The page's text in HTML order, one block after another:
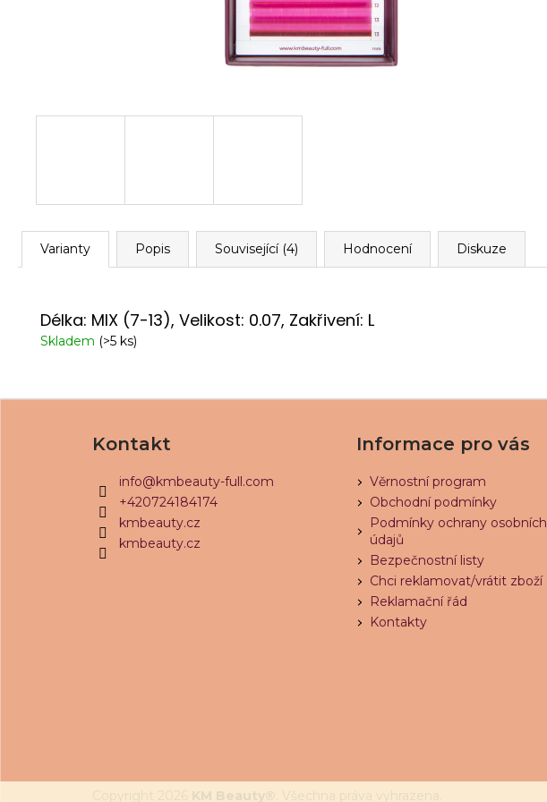
Varianty Popis Související (4) Hodnocení Diskuze
Délka: MIX (7-13), Velikost: 0.07, Zakřivení: L
Skladem (>5 ks)
Kontakt
info@kmbeauty-full.com
+420724184174
kmbeauty.cz
kmbeauty.cz
Informace pro vás
Věrnostní program
Obchodní podmínky
Podmínky ochrany osobních
údajů
Bezpečnostní listy
Chci reklamovat/vrátit zboží
Reklamační řád
Kontakty
Copyright 2026 KM Beauty® . Všechna práva vyhrazena.